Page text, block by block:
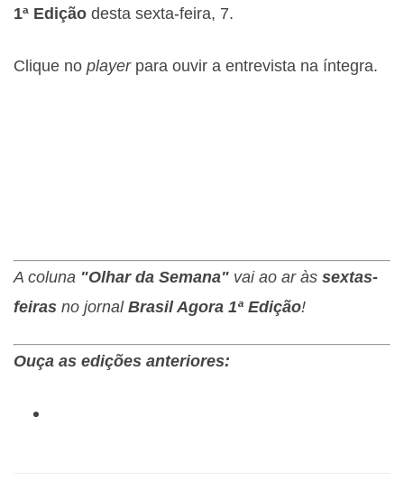
1ª Edição desta sexta-feira, 7.
Clique no playerpara ouvir a entrevista na íntegra.
A coluna "Olhar da Semana" vai ao ar às sextas-
feiras no jornalBrasil Agora 1ª Edição!
Ouça as edições anteriores: